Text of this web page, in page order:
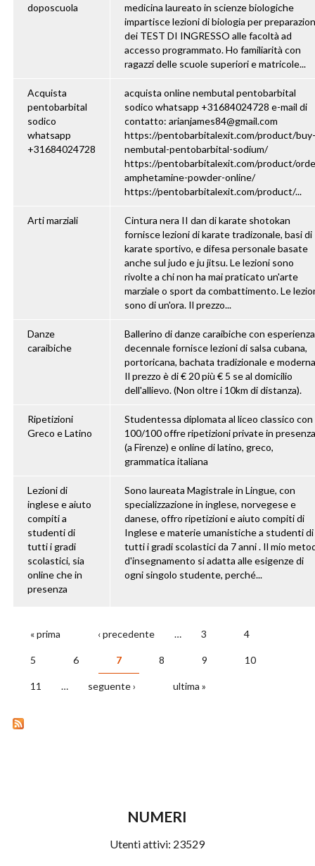
doposcuola
medicina laureato in scienze biologiche
impartisce lezioni di biologia per
dei TEST DI INGRESSO alle facoltà ad
accesso programmato. Ho familiarità con
ragazzi delle scuole superiori e matricole...
Acquista
pentobarbital
sodico
whatsapp
+31684024728
acquista online nembutal pentobarbital
sodico whatsapp +31684024728 e-mail di
contatto: arianjames84@gmail.com
https://pentobarbitalexit.com/product/buy-
nembutal-pentobarbital-sodium/
https://pentobarbitalexit.com/product/
amphetamine-powder-online/
https://pentobarbitalexit.com/product/...
Arti marziali
Cintura nera II dan di karate shotokan
fornisce lezioni di karate tradizonale, basi di
karate sportivo, e difesa personale basate
anche sul judo e ju jitsu. Le lezioni sono
rivolte a chi non ha mai praticato un'arte
marziale o sport da combattimento. Le
sono di un'ora. Il prezzo...
Danze
caraibiche
Ballerino di danze caraibiche con esperienza
decennale fornisce lezioni di salsa cubana,
portoricana, bachata tradizionale e
Il prezzo è di € 20 più € 5 se al domicilio
dell'allievo. (Non oltre i 10km di distanza).
Ripetizioni
Greco e Latino
Studentessa diplomata al liceo classico con
100/100 offre ripetizioni private in presenza
(a Firenze) e online di latino, greco,
grammatica italiana
Lezioni di
inglese e aiuto
compiti a
studenti di
tutti i gradi
scolastici, sia
online che in
presenza
Sono laureata Magistrale in Lingue, con
specializzazione in inglese, norvegese e
danese, offro ripetizioni e aiuto compiti di
Inglese e materie umanistiche a studenti di
tutti i gradi scolastici da 7 anni . Il mio
d'insegnamento si adatta alle esigenze di
ogni singolo studente, perché...
PAGINE
« prima ‹ precedente … 3 4
5 6 7 8 9 10
11 … seguente › ultima »
NUMERI
Utenti attivi: 23529